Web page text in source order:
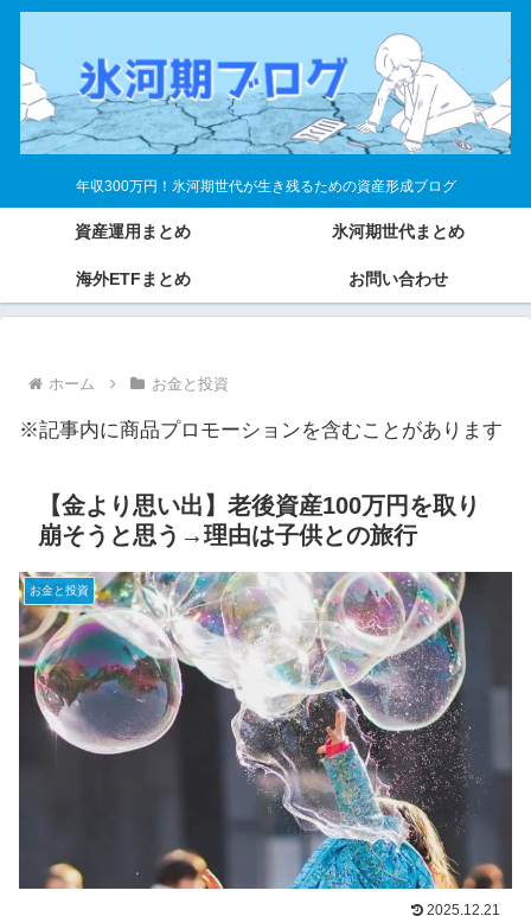
年収300万円！氷河期世代が生き残るための資産形成ブログ
資産運用まとめ 氷河期世代まとめ
海外ETFまとめ お問い合わせ
ホーム お金と投資
※記事内に商品プロモーションを含むことがあります
【金より思い出】老後資産100万円を取り
崩そうと思う→理由は子供との旅行
お金と投資
2025.12.21